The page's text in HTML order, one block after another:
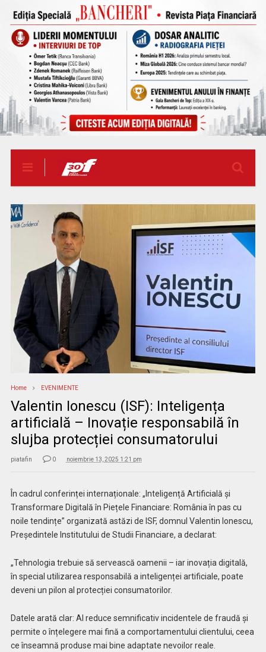
Home EVENIMENTE
Valentin Ionescu (ISF): Inteligența
artificială – Inovație responsabilă în
slujba protecției consumatorului
piatafin 0 noiembrie 13, 2025 1:21 pm
În cadrul conferinței internaționale: „Inteligență Artificială și
Transformare Digitală în Piețele Financiare: România în pas cu
noile tendințe” organizată astăzi de ISF, domnul Valentin Ionescu,
Președintele Institutului de Studii Financiare, a declarat:
„Tehnologia trebuie să servească oamenii – iar inovația digitală,
în special utilizarea responsabilă a inteligenței artificiale, poate
deveni un pilon al protecției consumatorilor.
Datele arată clar: AI reduce semnificativ incidentele de fraudă și
permite o înțelegere mai fină a comportamentului clientului, ceea
ce înseamnă produse mai bine adaptate nevoilor reale.